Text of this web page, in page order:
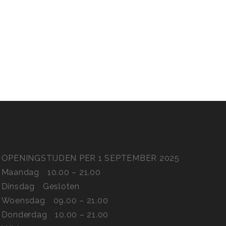
OPENINGSTIJDEN PER 1 SEPTEMBER 2025
Maandag
10.00 – 21.00
Dinsdag
Gesloten
Woensdag
09.00 – 21.00
Donderdag
10.00 – 21.00